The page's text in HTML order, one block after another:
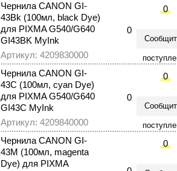
Чернила CANON GI-
43Bk (100мл, black Dye)
для PIXMA G540/G640
GI43BK MyInk
Артикул: 4209830000
0
0
Чернила CANON GI-
43C (100мл, cyan Dye)
для PIXMA G540/G640
GI43C MyInk
Артикул: 4209840000
0
0
Чернила CANON GI-
43M (100мл, magenta
Dye) для PIXMA
0